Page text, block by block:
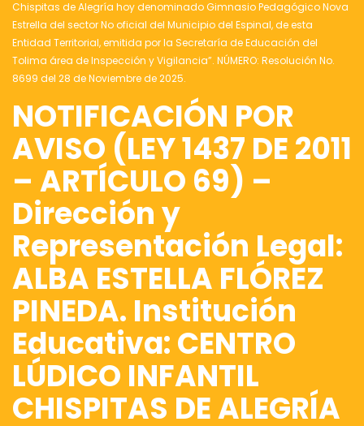
Chispitas de Alegría hoy denominado Gimnasio Pedagógico Nova
Estrella del sector No oficial del Municipio del Espinal, de esta
Entidad Territorial, emitida por la Secretaría de Educación del
Tolima área de Inspección y Vigilancia”. NÚMERO: Resolución No.
8699 del 28 de Noviembre de 2025.
NOTIFICACIÓN POR
AVISO (LEY 1437 DE 2011
– ARTÍCULO 69) –
Dirección y
Representación Legal:
ALBA ESTELLA FLÓREZ
PINEDA. Institución
Educativa: CENTRO
LÚDICO INFANTIL
CHISPITAS DE ALEGRÍA